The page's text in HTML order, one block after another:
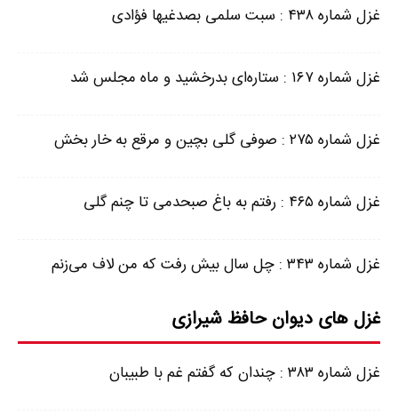
غزل شماره ۴۳۸ : سبت سلمی بصدغیها فؤادی
غزل شماره ۱۶۷ : ستاره‌ای بدرخشید و ماه مجلس شد
غزل شماره ۲۷۵ : صوفی گلی بچین و مرقع به خار بخش
غزل شماره ۴۶۵ : رفتم به باغ صبحدمی تا چنم گلی
غزل شماره ۳۴۳ : چل سال بیش رفت که من لاف می‌زنم
غزل های دیوان حافظ شیرازی
غزل شماره ۳۸۳ : چندان که گفتم غم با طبیبان